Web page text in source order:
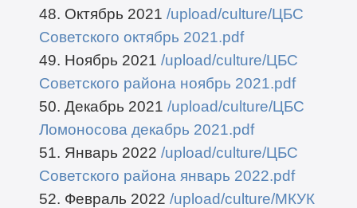
48. Октябрь 2021 /upload/culture/ЦБС
Советского октябрь 2021.pdf
49. Ноябрь 2021 /upload/culture/ЦБС
Советского района ноябрь 2021.pdf
50. Декабрь 2021 /upload/culture/ЦБС
Ломоносова декабрь 2021.pdf
51. Январь 2022 /upload/culture/ЦБС
Советского района январь 2022.pdf
52. Февраль 2022 /upload/culture/МКУК